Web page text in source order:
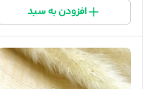
افزودن به سبد